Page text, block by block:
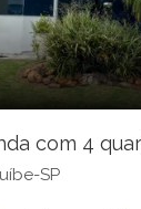
com 4
SP